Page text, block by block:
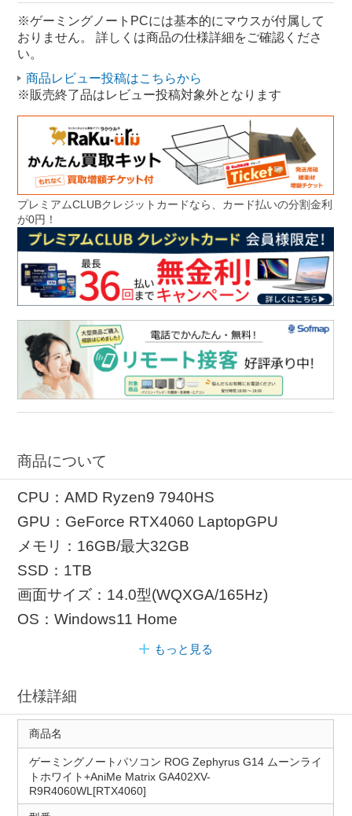
Windows 14.0型 ASUS RTXシリーズ
※ゲーミングノートPCには基本的にマウスが付属して
おりません。 詳しくは商品の仕様詳細をご確認くださ
い。
商品レビュー投稿はこちらから
※販売終了品はレビュー投稿対象外となります
プレミアムCLUBクレジットカードなら、カード払いの分割金利
が0円！
商品について
CPU：AMD Ryzen9 7940HS
GPU：GeForce RTX4060 LaptopGPU
メモリ：16GB/最大32GB
SSD：1TB
画面サイズ：14.0型(WQXGA/165Hz)
OS：Windows11 Home
もっと見る
仕様詳細
商品名
ゲーミングノートパソコン ROG Zephyrus G14 ムーンライ
トホワイト+AniMe Matrix GA402XV-
R9R4060WL[RTX4060]